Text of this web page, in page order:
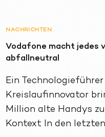
NACHRICHTEN
Vodafone macht jedes
abfallneutral
Ein
Kreislaufinnovator
Million alte Handys
Kontext In den